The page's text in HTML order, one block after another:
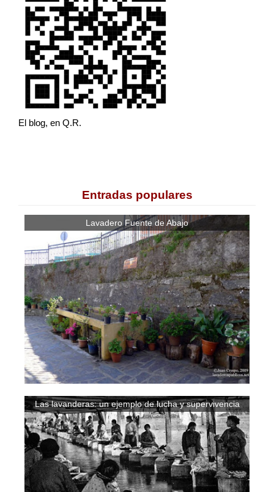
El blog, en Q.R.
Entradas populares
Lavadero Fuente de Abajo
Las lavanderas: un ejemplo de lucha y supervivencia